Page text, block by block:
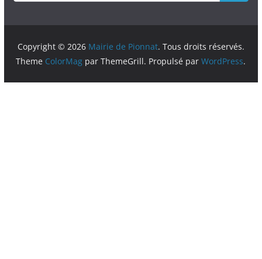
Copyright © 2026 Mairie de Pionnat. Tous droits réservés.
Theme ColorMag par ThemeGrill. Propulsé parWordPress.